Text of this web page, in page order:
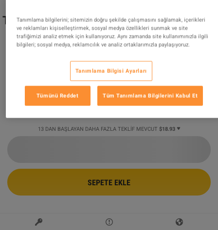
The Sims 4 - Outdoor Retreat DLC PC EA
App CD Key
Tarafından Satılıyor GamingWorld
değerlendirmelerin 3425651
$18.93 -21%
$23.98
13 DAN BAŞLAYAN DAHA FAZLA TEKLIF MEVCUT $18.93
SEPETE EKLE
Tanımlama bilgilerini; sitemizin doğru şekilde çalışmasını sağlamak, içerikleri
ve reklamları kişiselleştirmek, sosyal medya özellikleri sunmak ve site
trafiğimizi analiz etmek için kullanıyoruz. Aynı zamanda site kullanımınızla ilgili
bilgileri; sosyal medya, reklamcılık ve analiz ortaklarımızla paylaşıyoruz.
Tanımlama Bilgisi Ayarları
Tümünü Reddet Tüm Tanımlama Bilgilerini Kabul Et